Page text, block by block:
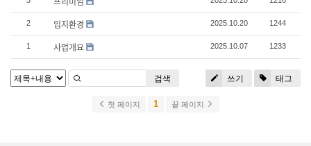
2 입지환경 2025.10.20 1244
1 사업개요 2025.10.07 1233
쓰기 태그
검색
첫 페이지 1 끝 페이지